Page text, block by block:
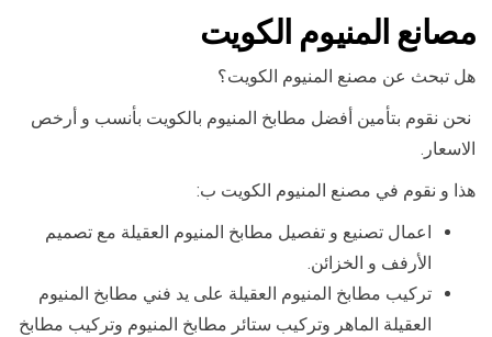
مصانع المنيوم الكويت
هل تبحث عن مصنع المنيوم الكويت؟
نحن نقوم بتأمين أفضل مطابخ المنيوم بالكويت بأنسب و أرخص
الاسعار.
هذا و نقوم في مصنع المنيوم الكويت ب:
اعمال تصنيع و تفصيل مطابخ المنيوم العقيلة مع تصميم
الأرفف و الخزائن.
تركيب مطابخ المنيوم العقيلة على يد فني مطابخ المنيوم
العقيلة الماهر وتركيب ستائر مطابخ المنيوم وتركيب مطابخ